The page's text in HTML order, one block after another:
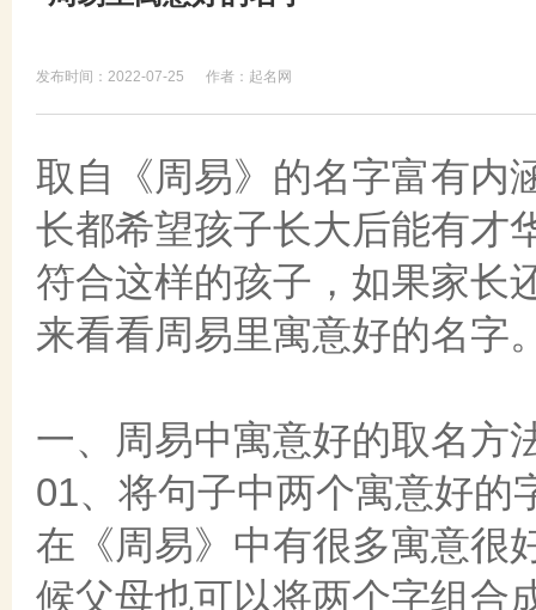
发布时间：2022-07-25 作者：起名网
取自《周易》的名字富有内
长都希望孩子长大后能有才
符合这样的孩子，如果家长
来看看周易里寓意好的名字
一、周易中寓意好的取名方
01、将句子中两个寓意好的
在《周易》中有很多寓意很
候父母也可以将两个字组合